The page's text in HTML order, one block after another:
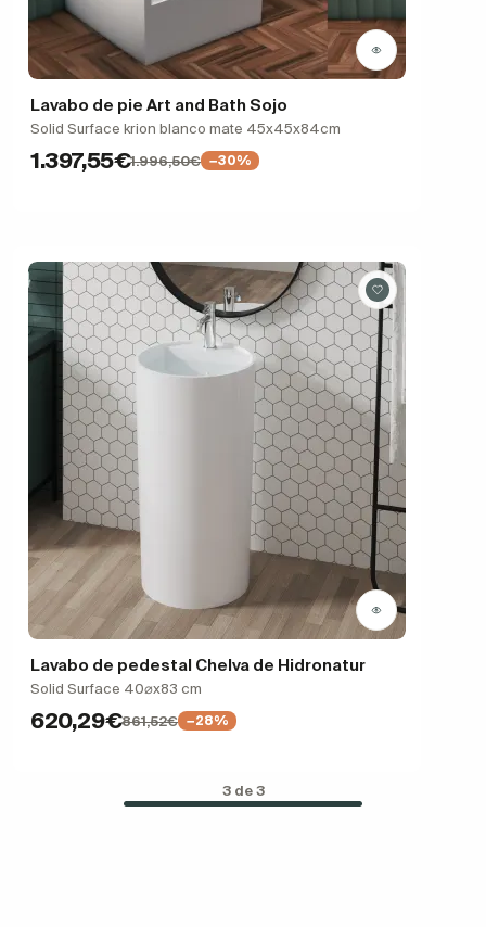
Lavabo de pie Art and Bath Sojo
Solid Surface krion blanco mate 45x45x84cm
1.397,55€1.996,50€ −30%
Lavabo de pedestal Chelva de Hidronatur
Solid Surface 40⌀x83 cm
620,29€861,52€ −28%
3 de 3